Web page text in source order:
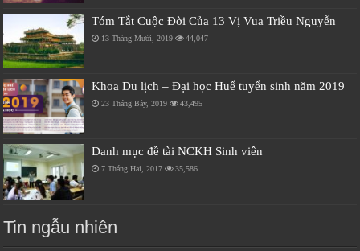
Tóm Tắt Cuộc Đời Của 13 Vị Vua Triều Nguyễn
13 Tháng Mười, 2019 44,047
Khoa Du lịch – Đại học Huế tuyển sinh năm 2019
23 Tháng Bảy, 2019 43,495
Danh mục đề tài NCKH Sinh viên
7 Tháng Hai, 2017 35,586
Tin ngẫu nhiên